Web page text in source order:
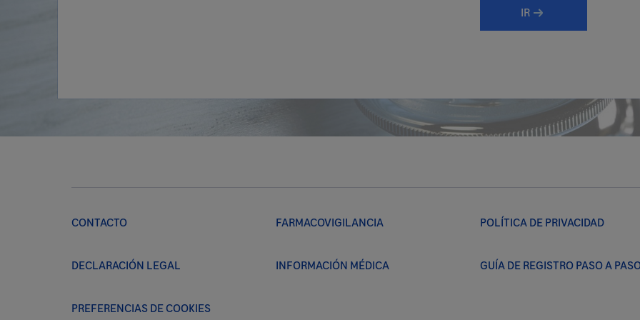
IR
CONTACTO FARMACOVIGILANCIA POLÍTICA DE PRIVACIDAD
DECLARACIÓN LEGAL INFORMACIÓN MÉDICA GUÍA DE REGISTRO PASO A
PREFERENCIAS DE COOKIES